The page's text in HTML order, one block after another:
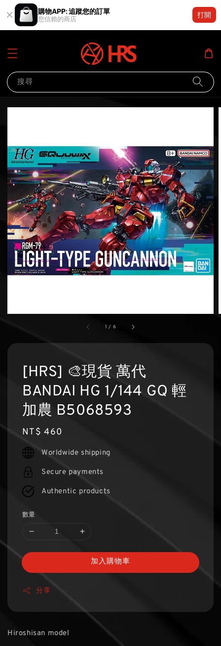
購物APP: 追蹤您的訂單
您信賴的商店
打開
搜尋
1 / 6
[HRS] 🎨現貨 萬代
BANDAI HG 1/144 GQ 輕
加農 B5068593
Regular
price
NT$ 460
Worldwide shipping
Secure payments
Authentic products
數量
加入購物車
分享
Hiroshisan model